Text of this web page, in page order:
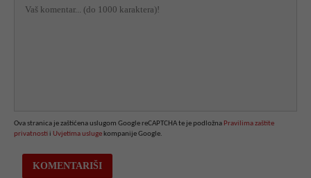
Ova stranica je zaštićena uslugom Google reCAPTCHA te je podložna Pravilima zaštite
privatnosti i Uvjetima usluge kompanije Google.